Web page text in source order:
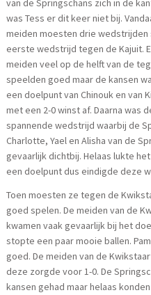
van de Springschans zich in de
was Tess er dit keer niet bij.
meiden moesten drie wedstrijden
eerste wedstrijd tegen de Kajuit.
meiden veel op de helft van de
speelden goed maar de kansen
een doelpunt van Chinouk en
met een 2-0 winst af. Daarna was
spannende wedstrijd waarbij de
Charlotte, Yael en Alisha van de
gevaarlijk dichtbij. Helaas lukte
een doelpunt dus eindigde deze
Toen moesten ze tegen de
goed spelen. De meiden van de
kwamen vaak gevaarlijk bij het
stopte een paar mooie ballen.
goed. De meiden van de
deze zorgde voor 1-0. De
kansen gehad maar helaas